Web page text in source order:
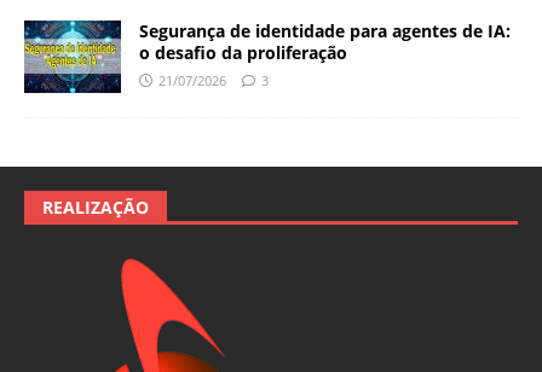
Segurança de identidade para agentes de IA:
o desafio da proliferação
21/07/2026 3
REALIZAÇÃO